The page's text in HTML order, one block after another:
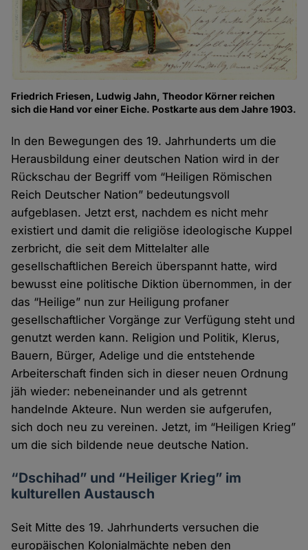
Friedrich Friesen, Ludwig Jahn, Theodor Körner reichen
sich die Hand vor einer Eiche. Postkarte aus dem Jahre 1903.
In den Bewegungen des 19. Jahrhunderts um die
Herausbildung einer deutschen Nation wird in der
Rückschau der Begriff vom “Heiligen Römischen
Reich Deutscher Nation” bedeutungsvoll
aufgeblasen. Jetzt erst, nachdem es nicht mehr
existiert und damit die religiöse ideologische Kuppel
zerbricht, die seit dem Mittelalter alle
gesellschaftlichen Bereich überspannt hatte, wird
bewusst eine politische Diktion übernommen, in der
das “Heilige” nun zur Heiligung profaner
gesellschaftlicher Vorgänge zur Verfügung steht und
genutzt werden kann. Religion und Politik, Klerus,
Bauern, Bürger, Adelige und die entstehende
Arbeiterschaft finden sich in dieser neuen Ordnung
jäh wieder: nebeneinander und als getrennt
handelnde Akteure. Nun werden sie aufgerufen,
sich doch neu zu vereinen. Jetzt, im “Heiligen Krieg”
um die sich bildende neue deutsche Nation.
“Dschihad” und “Heiliger Krieg” im
kulturellen Austausch
Seit Mitte des 19. Jahrhunderts versuchen die
europäischen Kolonialmächte neben den